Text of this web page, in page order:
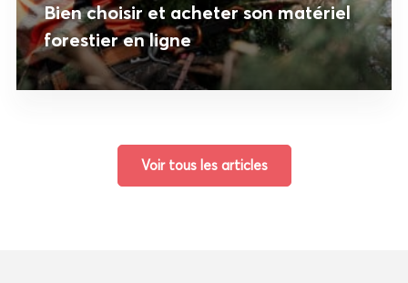
Bien choisir et acheter son matériel
forestier en ligne
Voir tous les articles